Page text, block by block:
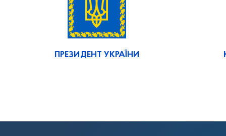
ПРЕЗИДЕНТ УКРАЇНИ